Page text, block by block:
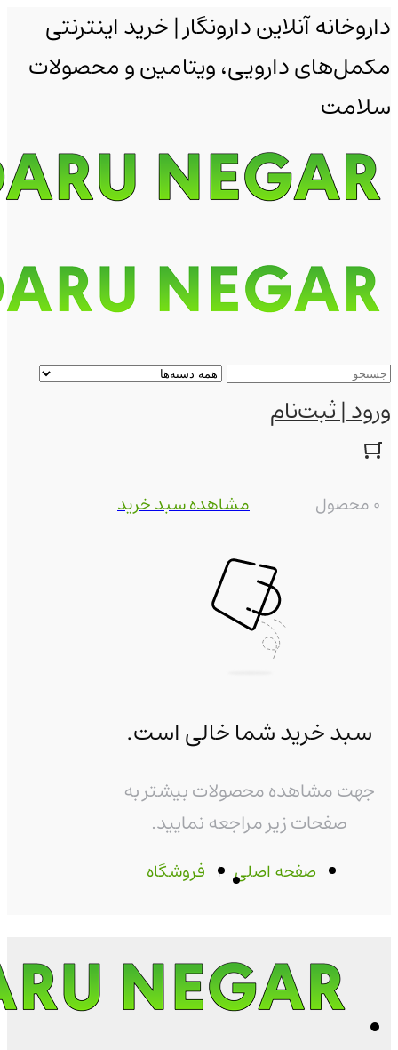
داروخانه آنلاین دارونگار | خرید اینترنتی
مکمل‌های دارویی، ویتامین و محصولات
سلامت
ورود | ثبت‌نام
0 محصول مشاهده سبد خرید
سبد خرید شما خالی است.
جهت مشاهده محصولات بیشتر به
صفحات زیر مراجعه نمایید.
صفحه اصلی فروشگاه